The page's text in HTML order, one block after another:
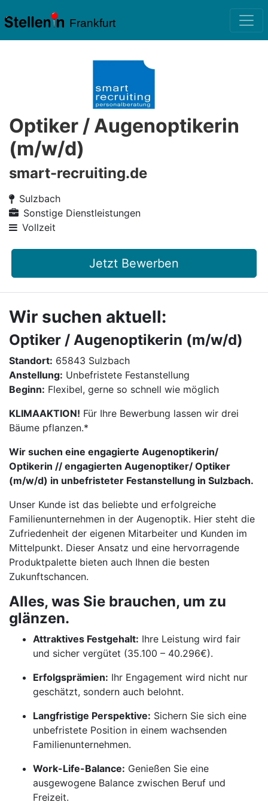
Frankfurt
Optiker / Augenoptikerin
(m/w/d)
smart-recruiting.de
Sulzbach
Sonstige Dienstleistungen
Vollzeit
Jetzt Bewerben
Wir suchen aktuell:
Optiker / Augenoptikerin (m/w/d)
Standort: 65843 Sulzbach
Anstellung: Unbefristete Festanstellung
Beginn: Flexibel, gerne so schnell wie möglich
KLIMAAKTION! Für Ihre Bewerbung lassen wir drei
Bäume pflanzen.*
Wir suchen eine engagierte Augenoptikerin/
Optikerin // engagierten Augenoptiker/ Optiker
(m/w/d) in unbefristeter Festanstellung in Sulzbach.
Unser Kunde ist das beliebte und erfolgreiche
Familienunternehmen in der Augenoptik. Hier steht die
Zufriedenheit der eigenen Mitarbeiter und Kunden im
Mittelpunkt. Dieser Ansatz und eine hervorragende
Produktpalette bieten auch Ihnen die besten
Zukunftschancen.
Alles, was Sie brauchen, um zu
glänzen.
Attraktives Festgehalt: Ihre Leistung wird fair
und sicher vergütet (35.100 – 40.296€).
Erfolgsprämien: Ihr Engagement wird nicht nur
geschätzt, sondern auch belohnt.
Langfristige Perspektive: Sichern Sie sich eine
unbefristete Position in einem wachsenden
Familienunternehmen.
Work-Life-Balance: Genießen Sie eine
ausgewogene Balance zwischen Beruf und
Freizeit.